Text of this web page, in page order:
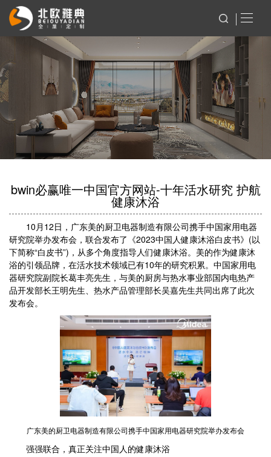
bwin必赢唯一中国官方网站-十年活水研究 护航
健康沐浴
10月12日，广东美的厨卫电器制造有限公司携手中国家用电器
研究院举办发布会，联合发布了《2023中国人健康沐浴白皮书》(以
下简称“白皮书”)，从多个角度指导人们健康沐浴。美的作为健康沐
浴的引领品牌，在活水技术领域已有10年的研究积累。中国家用电
器研究院副院长葛丰亮先生，与美的厨房与热水事业部国内电热产
品开发部长王明先生、热水产品管理部长吴嘉先生共同出席了此次
发布会。
广东美的厨卫电器制造有限公司携手中国家用电器研究院举办发布会
强强联合，真正关注中国人的健康沐浴